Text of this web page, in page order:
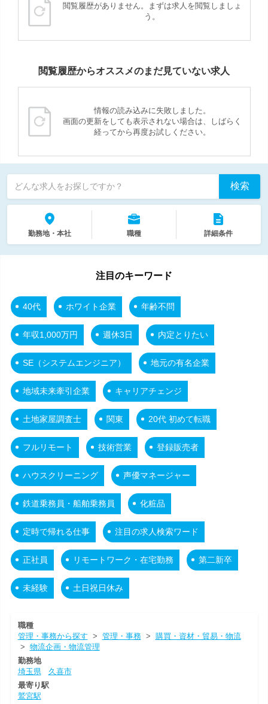
閲覧履歴がありません。まずは求人を閲覧しましょ
う。
閲覧履歴からオススメのまだ見ていない求人
情報の読み込みに失敗しました。
画面の更新をしても表示されない場合は、しばらく
経ってから再度お試しください。
どんな求人をお探しですか？ 検索
勤務地・本社 職種 詳細条件
注目のキーワード
40代 ホワイト企業 年齢不問
年収1,000万円 週休3日 内定とりたい
SE（システムエンジニア） 地元の有名企業
地域未来牽引企業 キャリアチェンジ
土地家屋調査士 関東 20代 初めて転職
フルリモート 技術営業 登録販売者
ハウスクリーニング 声優マネージャー
鉄道乗務員・船舶乗務員 化粧品
定時で帰れる仕事 注目の求人検索ワード
正社員 リモートワーク・在宅勤務 第二新卒
未経験 土日祝日休み
職種
管理・事務から探す > 管理・事務> 購買・資材・貿易・物流
> 物流企画・物流管理
勤務地
埼玉県
久喜市
最寄り駅
鷲宮駅